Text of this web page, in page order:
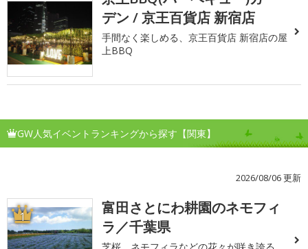
デン / 京王百貨店 新宿店
手間なく楽しめる、京王百貨店 新宿店の屋
上BBQ
GW人気イベントランキングから探す【関東】
2026/08/06 更新
1
富田さとにわ耕園のネモフィ
ラ／千葉県